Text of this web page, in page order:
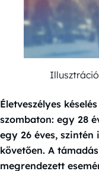
Életveszélyes
szombaton: egy 28
egy 26 éves,
követően. A
megrendezett